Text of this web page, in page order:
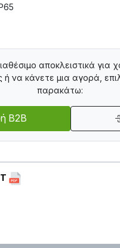
αποκλειστικά για
ή να κάνετε μια αγορά,
παρακάτω:
B2B